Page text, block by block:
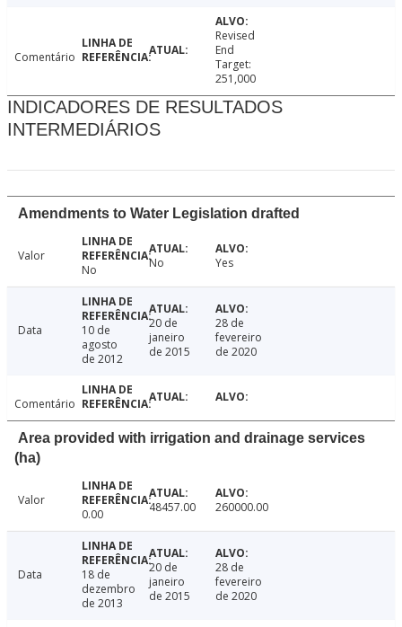
Comentário
Revised
End
Target:
251,000
INDICADORES DE RESULTADOS
INTERMEDIÁRIOS
Amendments to Water Legislation drafted
Valor
No
No Yes
Data
10 de
agosto
de 2012
20 de
janeiro
de 2015
28 de
fevereiro
de 2020
Comentário
Area provided with irrigation and drainage services
(ha)
Valor
0.00
48457.00 260000.00
Data
18 de
dezembro
de 2013
20 de
janeiro
de 2015
28 de
fevereiro
de 2020